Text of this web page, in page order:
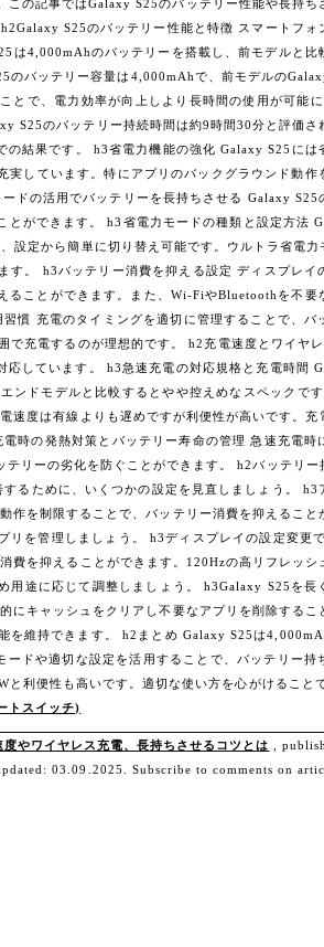
の記事ではGalaxy S25のバッテリー性能や長持ち
S25のバッテリー性能と特徴 スマートフォ
は4,000mAhのバッテリーを搭載し、前モデルと比
のバッテリー容量は4,000mAhで、前モデルの
で、電力効率が向上しより長時間の使用が可能
S25のバッテリー持続時間は約9時間30分と評価さ
の結果です。 h3省電力機能の強化 Galaxy S25には
実しています。特にアプリのバックグラウンド動作
ドの活用でバッテリーを長持ちさせる Galaxy S25
とができます。 h3省電力モードの種類と設定方法
設定から簡単に切り替え可能です。ウルトラ省電力
す。 h3バッテリー消費を抑える設定 ディスプレイ
ることができます。また、Wi-FiやBluetoothを不要
慣 充電のタイミングを適切に管理することで、バ
で充電するのが理想的です。 h2充電速度とワイヤ
応しています。 h3急速充電の対応規格と充電時間
ンドモデルと比較するとやや控えめなスペックで
速度は有線よりも遅めですが利便性が高いです。充
時の発熱対策とバッテリー寿命の管理 急速充電時
リーの劣化を防ぐことができます。 h2バッテリー
るために、いくつかの設定を見直しましょう。 h3
作を制限することで、バッテリー消費を抑えること
リを管理しましょう。 h3ディスプレイの設定変更
費を抑えることができます。120Hzの高リフレッシ
用途に応じて調整しましょう。 h3Galaxy S25を長
にキャッシュをクリアし不要なアプリを削除するこ
を維持できます。 h2まとめ Galaxy S25は
ドや適切な設定を活用することで、バッテリー持
利便性も高いです。適切な使い方を心がけること
トスイッチ)
やワイヤレス充電、長持ちさせるコツとは ,
03.09.2025. Subscribe to comments on